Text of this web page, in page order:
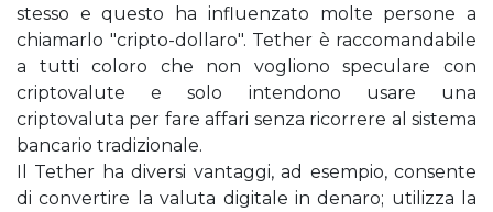
stesso e questo ha influenzato molte persone a
chiamarlo "cripto-dollaro". Tether è raccomandabile
a tutti coloro che non vogliono speculare con
criptovalute e solo intendono usare una
criptovaluta per fare affari senza ricorrere al sistema
bancario tradizionale.
Il Tether ha diversi vantaggi, ad esempio, consente
di convertire la valuta digitale in denaro; utilizza la